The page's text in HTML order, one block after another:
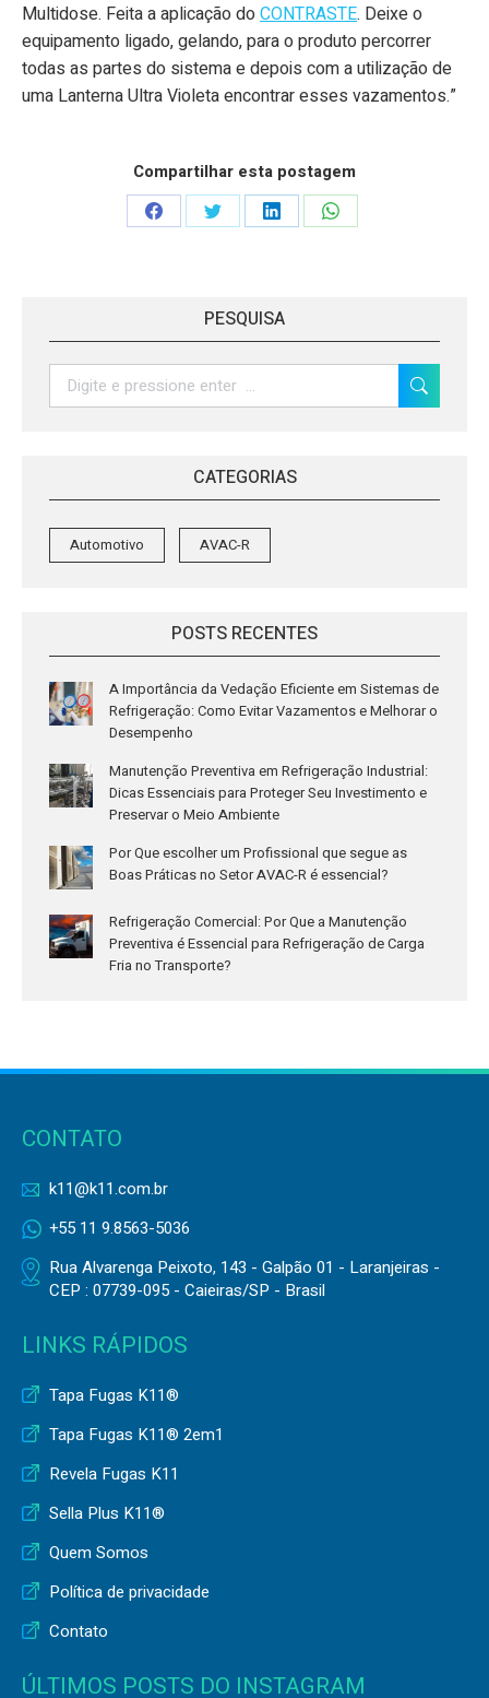
Multidose. Feita a aplicação doCONTRASTE. Deixe o
equipamento ligado, gelando, para o produto percorrer
todas as partes do sistema e depois com a utilização de
uma Lanterna Ultra Violeta encontrar esses vazamentos.”
Compartilhar esta postagem
Share Share Share Share
PESQUISA
CATEGORIAS
Automotivo AVAC-R
POSTS RECENTES
A Importância da Vedação Eficiente em Sistemas de
Refrigeração: Como Evitar Vazamentos e Melhorar o
Desempenho
Manutenção Preventiva em Refrigeração Industrial:
Dicas Essenciais para Proteger Seu Investimento e
Preservar o Meio Ambiente
Por Que escolher um Profissional que segue as
Boas Práticas no Setor AVAC-R é essencial?
Refrigeração Comercial: Por Que a Manutenção
Preventiva é Essencial para Refrigeração de Carga
Fria no Transporte?
CONTATO
k11@k11.com.br
+55 11 9.8563-5036
Rua Alvarenga Peixoto, 143 - Galpão 01 - Laranjeiras -
CEP : 07739-095 - Caieiras/SP - Brasil
LINKS RÁPIDOS
Tapa Fugas K11®
Tapa Fugas K11® 2em1
Revela Fugas K11
Sella Plus K11®
Quem Somos
Política de privacidade
Contato
ÚLTIMOS POSTS DO INSTAGRAM